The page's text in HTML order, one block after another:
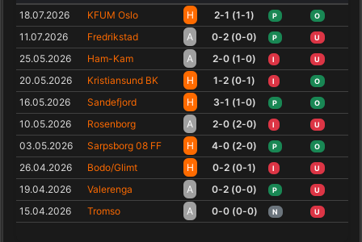
18.07.2026
KFUM Oslo H 2-1 (1-1) P O
11.07.2026 Fredrikstad A 0-2 (0-0) P U
25.05.2026 Ham-Kam A 2-0 (1-0) I U
20.05.2026 Kristiansund BK H 1-2 (0-1) I O
16.05.2026 Sandefjord H 3-1 (1-0) P O
10.05.2026 Rosenborg A 2-0 (2-0) I U
03.05.2026 Sarpsborg 08 FF H 4-0 (2-0) P O
26.04.2026 Bodo/Glimt H 0-2 (0-1) I U
19.04.2026 Valerenga A 0-2 (0-0) P U
15.04.2026 Tromso A 0-0 (0-0) N U